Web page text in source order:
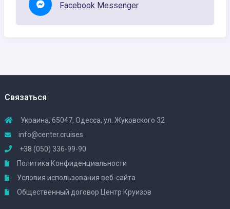
Facebook Messenger
Связаться
Украина, 65047, Одесса, ул. Жуковского 32
info@center.cruises
+38 (050) 336-99-90
Политика Конфиденциальности
Условия использования веб-сайта
Общественный договор Центр Круизов